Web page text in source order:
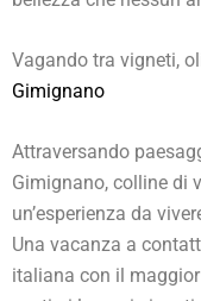
Vagando tra vigneti,
Gimignano
Attraversando
Gimignano, colline di
un’esperienza da
Una vacanza a
italiana con il